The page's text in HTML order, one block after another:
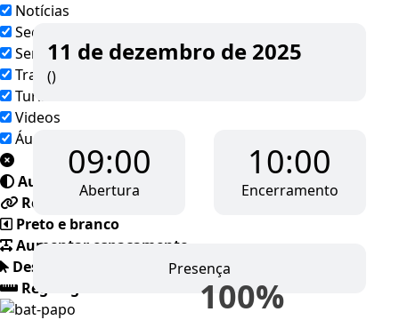
Notícias
Secretarias
Servidor
Transparência
Turistas
Videos
Áudios
Auto contraste
Realçar links
Preto e branco
Aumentar espaçamento
Destacando cursor
Regua guia
11 de dezembro de 2025
()
100%
Presença
09:00
Abertura
10:00
Encerramento